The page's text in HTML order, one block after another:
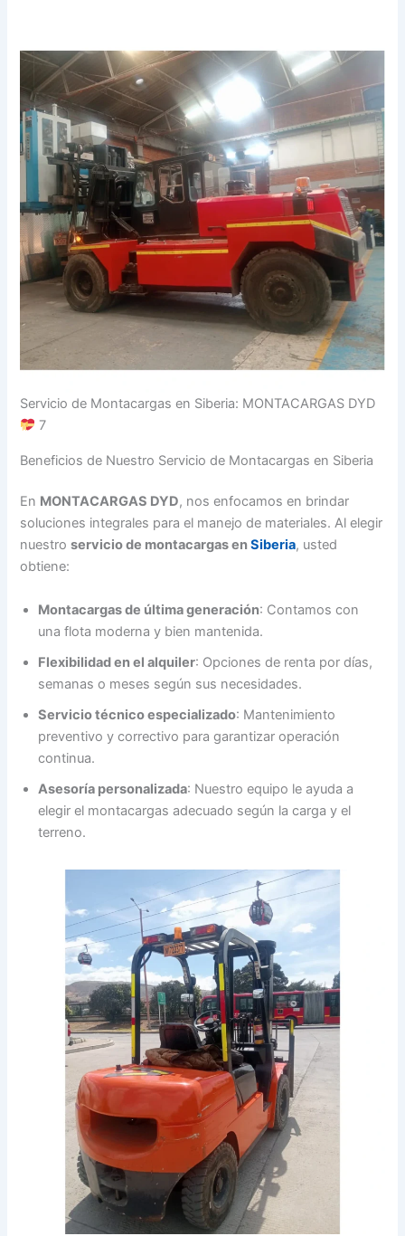
Servicio de Montacargas en Siberia: MONTACARGAS DYD
7
Beneficios de Nuestro Servicio de Montacargas en Siberia
En MONTACARGAS DYD, nos enfocamos en brindar
soluciones integrales para el manejo de materiales. Al elegir
nuestroservicio de montacargas enSiberia, usted
obtiene:
Montacargas de última generación: Contamos con
una flota moderna y bien mantenida.
Flexibilidad en el alquiler: Opciones de renta por días,
semanas o meses según sus necesidades.
Servicio técnico especializado: Mantenimiento
preventivo y correctivo para garantizar operación
continua.
Asesoría personalizada: Nuestro equipo le ayuda a
elegir el montacargas adecuado según la carga y el
terreno.